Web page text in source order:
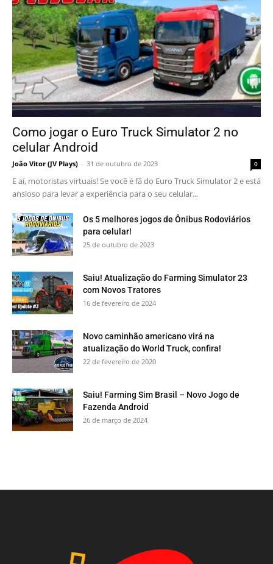
Como jogar o Euro Truck Simulator 2 no
celular Android
João Vitor (JV Plays) - 31 de outubro de 2023 0
E aí, motoristas virtuais! Se você é fã do Euro Truck Simulator 2 e está
ansioso para levar a experiência para o seu celular...
Os 5 melhores jogos de Ônibus Rodoviários
para celular!
25 de outubro de 2023
Saiu! Atualização do Farming Simulator 23
com Novos Tratores
16 de fevereiro de 2024
Novo caminhão americano virá na
atualização do World Truck, confira!
22 de fevereiro de 2020
Saiu! Farming Sim Brasil – Novo Jogo de
Fazenda Android
26 de março de 2024